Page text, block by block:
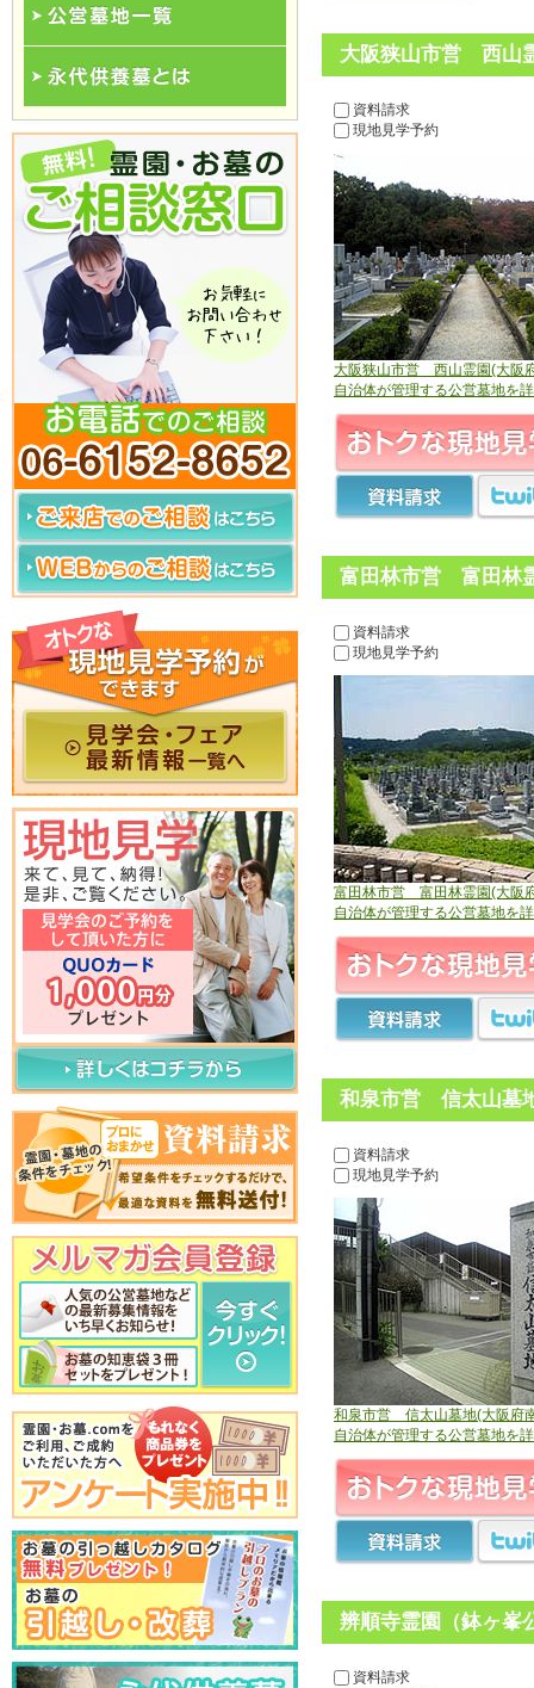
大阪狭山市営 西山
資料請求
現地見学予約
大阪狭山市営 西山霊園(大阪
自治体が管理する公営墓地を
富田林市営 富田林
資料請求
現地見学予約
富田林市営 富田林霊園(大阪
自治体が管理する公営墓地を
和泉市営 信太山墓
資料請求
現地見学予約
和泉市営 信太山墓地(大阪府
自治体が管理する公営墓地を
辨順寺霊園（鉢ヶ峯
資料請求
永代供養一覧